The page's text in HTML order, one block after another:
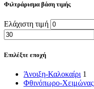
Φιλτράρισμα βάση τιμής
Ελάχιστη τιμή
Επιλέξτε εποχή
Άνοιξη-Καλοκαίρι 1
Φθινόπωρο-Χειμώνας